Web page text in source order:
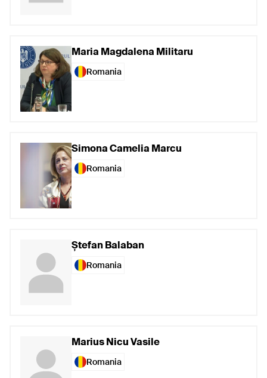
Maria Magdalena Militaru
Romania
Simona Camelia Marcu
Romania
Ștefan Balaban
Romania
Marius Nicu Vasile
Romania